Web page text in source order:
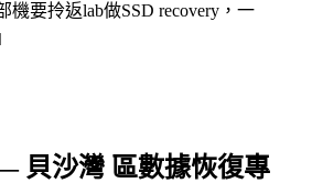
機要拎返lab做SSD recovery，一
貝沙灣 區數據恢復專